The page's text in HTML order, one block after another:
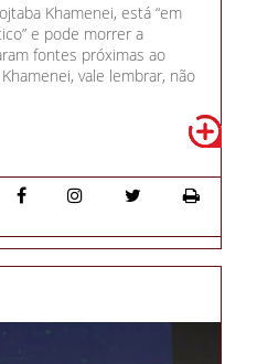
Khamenei, está “em
e pode morrer a
fontes próximas ao
vale lembrar, não